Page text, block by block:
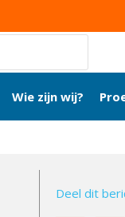
Wie zijn wij?
Deel dit